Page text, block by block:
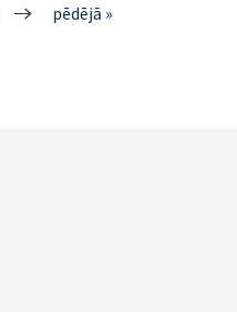
pēdējā »